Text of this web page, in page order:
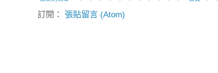
訂閱： 張貼留言 (Atom)